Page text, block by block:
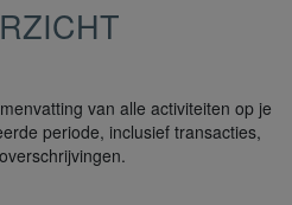
van alle activiteiten op je
periode, inclusief transacties,